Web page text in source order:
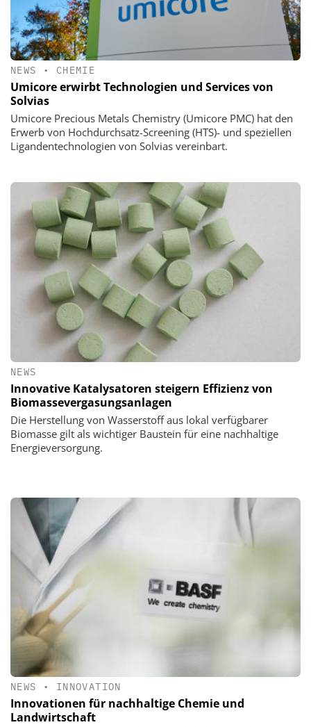
NEWS • CHEMIE
Umicore erwirbt Technologien und Services von
Solvias
Umicore Precious Metals Chemistry (Umicore PMC) hat den
Erwerb von Hochdurchsatz-Screening (HTS)- und speziellen
Ligandentechnologien von Solvias vereinbart.
NEWS
Innovative Katalysatoren steigern Effizienz von
Biomassevergasungsanlagen
Die Herstellung von Wasserstoff aus lokal verfügbarer
Biomasse gilt als wichtiger Baustein für eine nachhaltige
Energieversorgung.
NEWS • INNOVATION
Innovationen für nachhaltige Chemie und
Landwirtschaft